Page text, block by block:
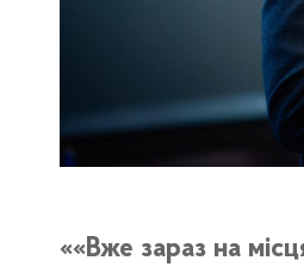
«Вже зараз на